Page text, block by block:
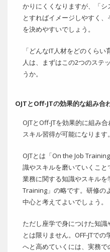
かりにくくなりますが、「シ
とすればイメージしやすく
を決めやすいでしょう。
「どんなIT人材をどのくら
人は、まずはこの2つのステ
うか。
OJTとOff-JTの効果的な組み合
OJTとOff-JTを効果的に組み
スキル習得が可能になります。
OJTとは「On the Job
識やスキルを磨いていくこと
業務に関する知識やスキル
Training」の略です。研修の
中心と考えてよいでしょう。
ただし座学で身につけた知
とは限りません。OFF-JTで
へと高めていくには、実務で